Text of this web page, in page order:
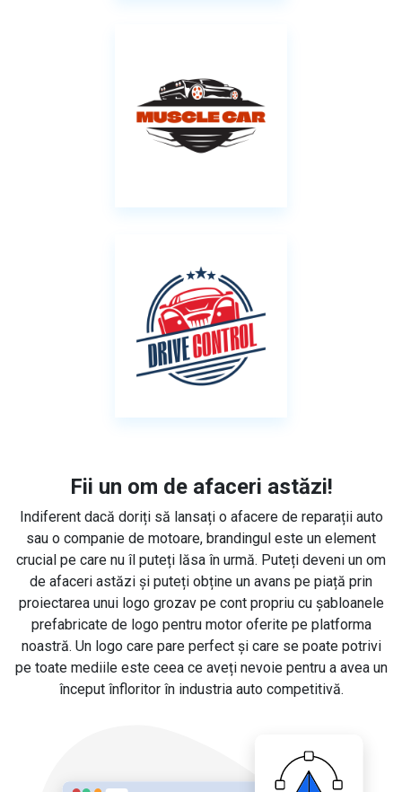
Fii un om de afaceri astăzi!
Indiferent dacă doriți să lansați o afacere de reparații auto
sau o companie de motoare, brandingul este un element
crucial pe care nu îl puteți lăsa în urmă. Puteți deveni un om
de afaceri astăzi și puteți obține un avans pe piață prin
proiectarea unui logo grozav pe cont propriu cu șabloanele
prefabricate de logo pentru motor oferite pe platforma
noastră. Un logo care pare perfect și care se poate potrivi
pe toate mediile este ceea ce aveți nevoie pentru a avea un
început înfloritor în industria auto competitivă.